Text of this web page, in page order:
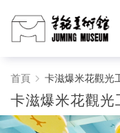
卡
滋
首頁 卡滋爆米花觀光
卡滋爆米花觀光